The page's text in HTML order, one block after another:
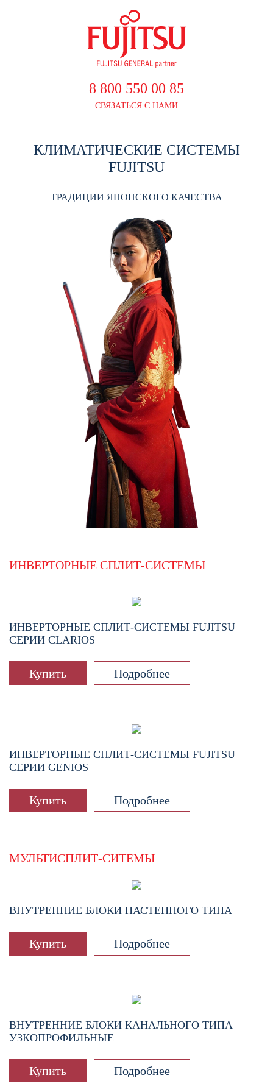
8 800 550 00 85
СВЯЗАТЬСЯ С НАМИ
КЛИМАТИЧЕСКИЕ СИСТЕМЫ
FUJITSU
ТРАДИЦИИ ЯПОНСКОГО КАЧЕСТВА
ИНВЕРТОРНЫЕ СПЛИТ-СИСТЕМЫ
ИНВЕРТОРНЫЕ СПЛИТ-СИСТЕМЫ FUJITSU
СЕРИИ CLARIOS
Купить Подробнее
ИНВЕРТОРНЫЕ СПЛИТ-СИСТЕМЫ FUJITSU
СЕРИИ GENIOS
Купить Подробнее
МУЛЬТИСПЛИТ-СИТЕМЫ
ВНУТРЕННИЕ БЛОКИ НАСТЕННОГО ТИПА
Купить Подробнее
ВНУТРЕННИЕ БЛОКИ КАНАЛЬНОГО ТИПА
УЗКОПРОФИЛЬНЫЕ
Купить Подробнее